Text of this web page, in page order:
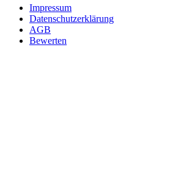
Impressum
Datenschutzerklärung
AGB
Bewerten